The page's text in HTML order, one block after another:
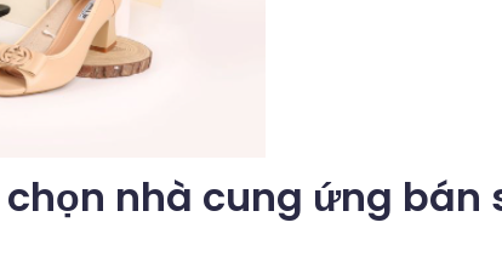
chọn nhà cung ứng bán